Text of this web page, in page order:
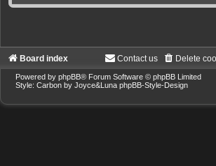
Board index Delete
Contact us
Powered by phpBB® Forum Software © phpBB Limited
Style: Carbon by Joyce&Luna phpBB-Style-Design